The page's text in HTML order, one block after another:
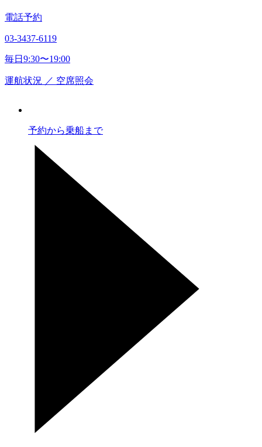
電話予約
03-3437-6119
毎日9:30〜19:00
運航状況 ／ 空席照会
予約から乗船まで